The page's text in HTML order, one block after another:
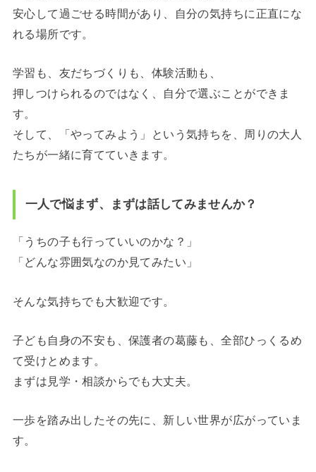
安心して過ごせる時間があり、自分の気持ちに正直にな
れる場所です。
学習も、友だちづくりも、体験活動も、
押しつけられるのではなく、自分で選ぶことができま
す。
そして、「やってみよう」という気持ちを、周りの大人
たちが一緒に育てていきます。
一人で悩まず、まずは話してみませんか？
「うちの子も行っていいのかな？」
「どんな雰囲気なのか見てみたい」
そんな気持ちでも大歓迎です。
子ども自身の不安も、保護者の葛藤も、全部ひっくるめ
て受けとめます。
まずは見学・相談からでも大丈夫。
一歩を踏み出したその先に、新しい世界が広がっていま
す。